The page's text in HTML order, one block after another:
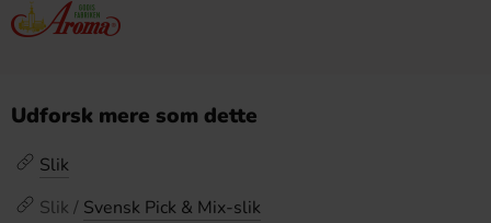
Udforsk mere som dette
Slik
Slik / Svensk Pick & Mix-slik